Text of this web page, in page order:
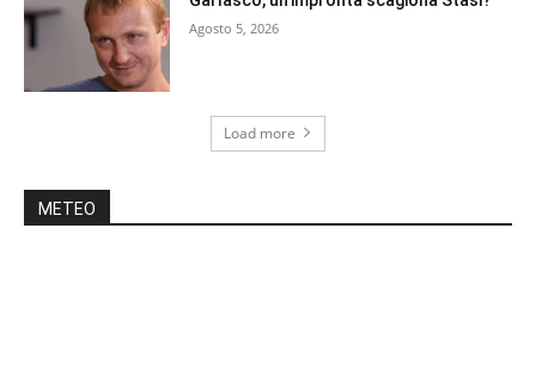
Agosto 5, 2026
Load more
METEO